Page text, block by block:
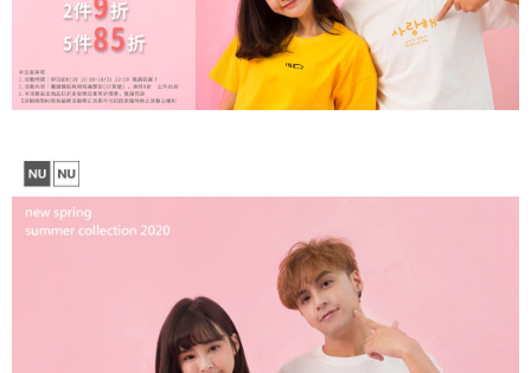
【注意事項】
１．透過由恩沛科技股份有限公司提供之「AFTEE先享後付」服務完成之交
易，需依本服務之必要範圍內提供個人資料，並將交易相關給付款項請求債
權轉讓予恩沛科技股份有限公司。
２．關於個人資料處理事宜，請瀏覽以下網址：
https://aftee.tw/terms/#terms3
任。
４．使用「AFTEE先享後付」時，將依據個別帳號之用戶狀況，依本公司即
時審查核予不同之上限額度；若仍有額度不足之情形，本公司將視審查結果
請求用戶進行身份認證。
５．嚴禁一人註冊多個帳號或使用他人資訊註冊。若發現惡意使用之情形，
恩沛科技股份有限公司將有權停止該用戶之使用額度並採取法律行動。
每筆NT$65，滿NT$899(含以上)免運費